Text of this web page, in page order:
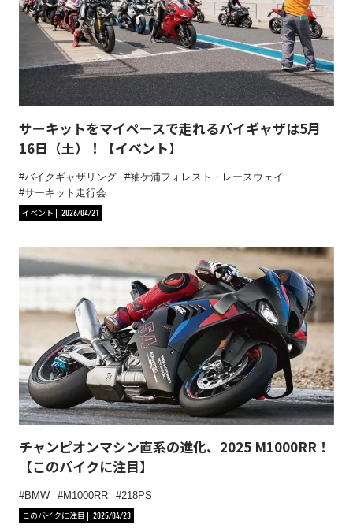
サーキットをマイペースで走れるバイギャザは5月
16日（土）！【イベント】
バイクギャザリング
袖ケ浦フォレスト・レースウェイ
サーキット走行会
イベント
2026/04/21
チャンピオンマシン直系の進化、2025 M1000RR！
【このバイクに注目】
BMW M1000RR
218PS
このバイクに注目
2025/04/23